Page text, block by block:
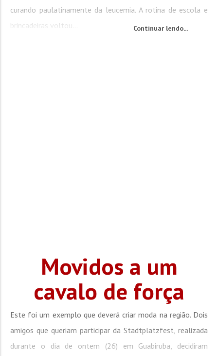
curando paulatinamente da leucemia. A rotina de escola e
brincadeiras voltou...
Continuar lendo...
Movidos a um
cavalo de força
Este foi um exemplo que deverá criar moda na região. Dois
amigos que queriam participar da Stadtplatzfest, realizada
durante o dia de ontem (26) em Guabiruba, decidiram